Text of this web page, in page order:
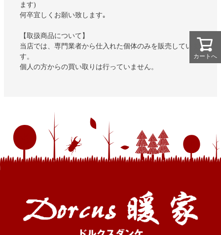
ます)
何卒宜しくお願い致します｡
【取扱商品について】
当店では、専門業者から仕入れた個体のみを販売していま
す。
個人の方からの買い取りは行っていません。
カートへ
カートへ